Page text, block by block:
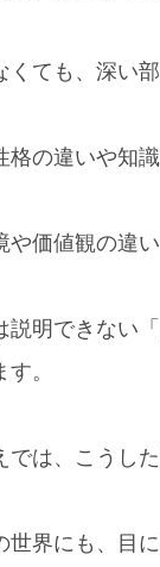
ても、深い
の違いや知
価値観の違
説明できない
。
は、こうし
界にも、目